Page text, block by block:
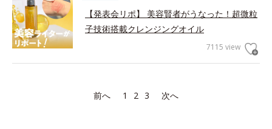
【発表会リポ】 美容賢者がうなった！超微粒
子技術搭載クレンジングオイル
7115 view
前へ 1 2 3 次へ